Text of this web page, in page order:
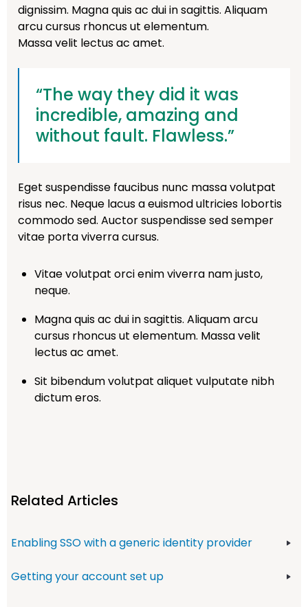
dignissim. Magna quis ac dui in sagittis. Aliquam
arcu cursus rhoncus ut elementum.
Massa velit lectus ac amet.
“The way they did it was
incredible, amazing and
without fault. Flawless.”
Eget suspendisse faucibus nunc massa volutpat
risus nec. Neque lacus a euismod ultricies lobortis
commodo sed. Auctor suspendisse sed semper
vitae porta viverra cursus.
Vitae volutpat orci enim viverra nam justo,
neque.
Magna quis ac dui in sagittis. Aliquam arcu
cursus rhoncus ut elementum. Massa velit
lectus ac amet.
Sit bibendum volutpat aliquet vulputate nibh
dictum eros.
Related Articles
Enabling SSO with a generic identity provider
Getting your account set up